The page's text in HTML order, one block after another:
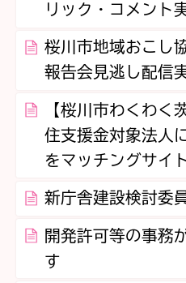
リック・コメント
桜川市地域おこし
報告会見逃し配信
【桜川市わくわく
住支援金対象法人
をマッチングサイ
新庁舎建設検討委
開発許可等の事務
す